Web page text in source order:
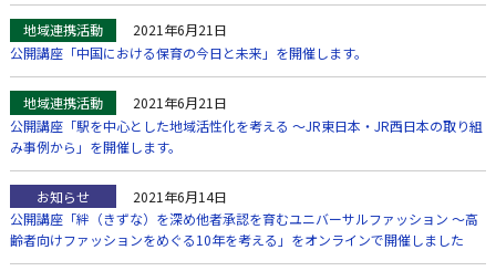
地域連携活動
2021年6月21日
公開講座「中国における保育の今日と未来」を開催します。
地域連携活動
2021年6月21日
公開講座「駅を中心とした地域活性化を考える ～JR東日本・JR西日本の取り組
み事例から」を開催します。
お知らせ
2021年6月14日
公開講座「絆（きずな）を深め他者承認を育むユニバーサルファッション ～高
齢者向けファッションをめぐる10年を考える」をオンラインで開催しました